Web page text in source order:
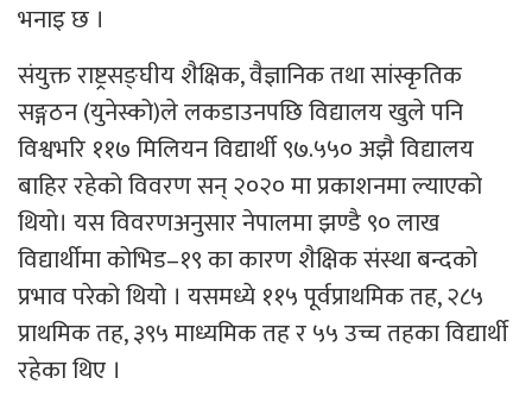
भनाइ छ ।
संयुक्त राष्ट्रसङ्घीय शैक्षिक, वैज्ञानिक तथा सांस्कृतिक
सङ्गठन (युनेस्को)ले लकडाउनपछि विद्यालय खुले पनि
विश्वभरि ११७ मिलियन विद्यार्थी ९७.५५० अझै विद्यालय
बाहिर रहेको विवरण सन् २०२० मा प्रकाशनमा ल्याएको
थियो। यस विवरणअनुसार नेपालमा झण्डै ९० लाख
विद्यार्थीमा कोभिड–१९ का कारण शैक्षिक संस्था बन्दको
प्रभाव परेको थियो । यसमध्ये ११५ पूर्वप्राथमिक तह, २८५
प्राथमिक तह, ३९५ माध्यमिक तह र ५५ उच्च तहका विद्यार्थी
रहेका थिए ।